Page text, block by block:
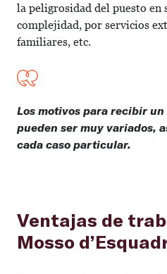
la peligrosidad del puesto en
complejidad, por servicios
familiares, etc.
Los motivos para recibir
pueden ser muy variados,
cada caso particular.
Ventajas de
Mosso